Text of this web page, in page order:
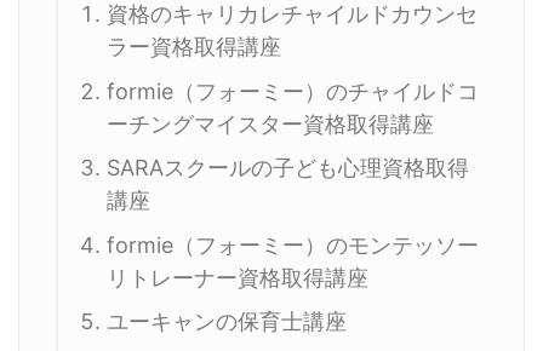
資格のキャリカレチャイルドカウンセ
ラー資格取得講座
formie（フォーミー）のチャイルドコ
ーチングマイスター資格取得講座
SARAスクールの子ども心理資格取得
講座
formie（フォーミー）のモンテッソー
リトレーナー資格取得講座
ユーキャンの保育士講座